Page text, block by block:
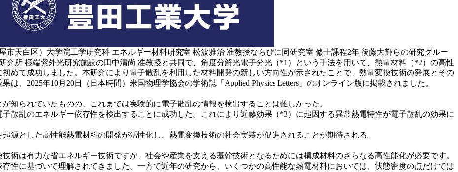
市天白区）大学院工学研究科 エネルギー材料研究室 松波雅治 准教授ならびに同研究室 修士課程2年 後藤大輝らの研究グルー
究所 極端紫外光研究施設の田中清尚 准教授と共同で、角度分解光電子分光（*1）という手法を用いて、熱電材料（*2）の高性
めて成功しました。本研究により電子散乱を利用した材料開発の新しい方向性が示されたことで、熱電変換技術の発展とその
、2025年10月20日（日本時間）米国物理学協会の学術誌「Applied Physics Letters」のオンライン版に掲載されました。
知られていたものの、これまでは実験的に電子散乱の情報を検出することは難しかった。
散乱のエネルギー依存性を検出することに成功した。これにより近藤効果（*3）に起因する異常熱電特性が電子散乱の効果に
源とした高性能熱電材料の開発が活性化し、熱電変換技術の社会実装が促進されることが期待される。
術は有力な省エネルギー技術ですが、社会や産業を支える基幹技術となるためには構成材料のさらなる高性能化が必要です。
性に基づいて理解されてきました。一方で近年の研究から、いくつかの高性能な熱電材料においては、状態密度の点だけでは